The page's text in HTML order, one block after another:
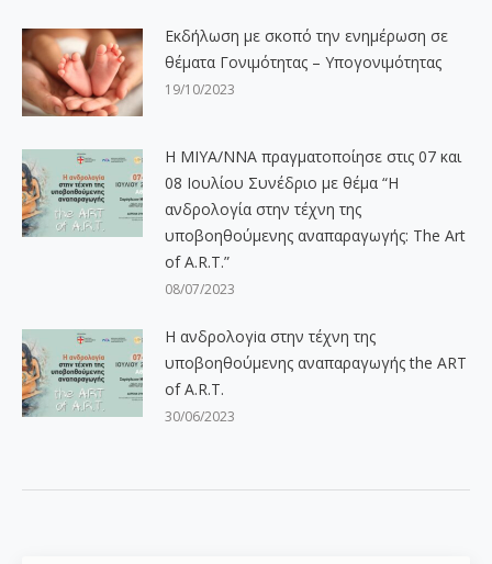
Εκδήλωση με σκοπό την ενημέρωση σε
θέματα Γονιμότητας – Υπογονιμότητας
19/10/2023
Η ΜΙΥΑ/ΝΝΑ πραγματοποίησε στις 07 και
08 Ιουλίου Συνέδριο με θέμα “Η
ανδρολογία στην τέχνη της
υποβοηθούμενης αναπαραγωγής: The Art
of A.R.T.”
08/07/2023
Η ανδρολογiα στην τέχνη της
υποβοηθούμενης αναπαραγωγής the ART
of A.R.T.
30/06/2023